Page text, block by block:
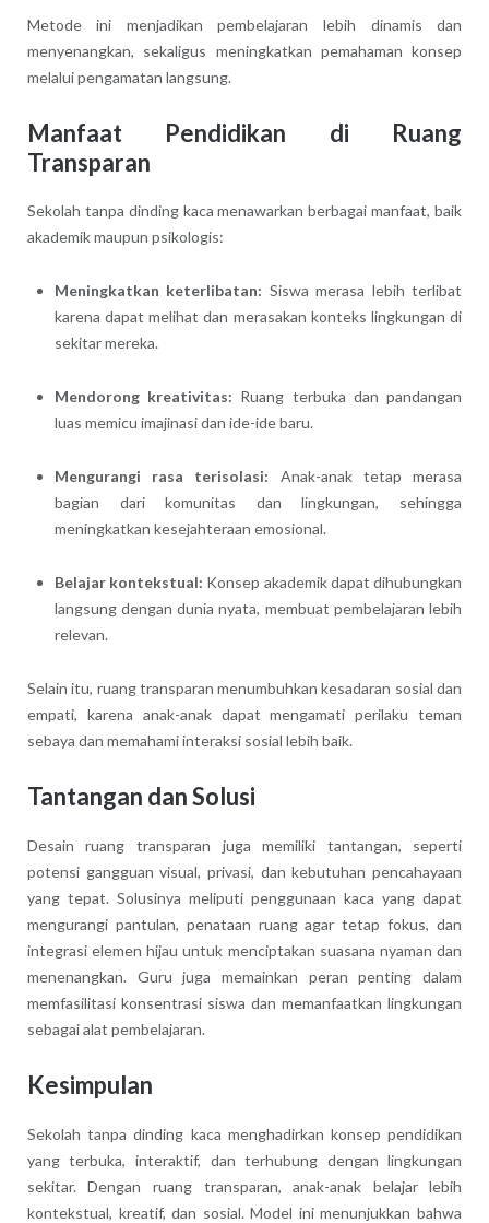
Metode ini menjadikan pembelajaran lebih dinamis dan
menyenangkan, sekaligus meningkatkan pemahaman konsep
melalui pengamatan langsung.
Manfaat Pendidikan di Ruang
Transparan
Sekolah tanpa dinding kaca menawarkan berbagai manfaat, baik
akademik maupun psikologis:
Meningkatkan keterlibatan: Siswa merasa lebih terlibat
karena dapat melihat dan merasakan konteks lingkungan di
sekitar mereka.
Mendorong kreativitas: Ruang terbuka dan pandangan
luas memicu imajinasi dan ide-ide baru.
Mengurangi rasa terisolasi: Anak-anak tetap merasa
bagian dari komunitas dan lingkungan, sehingga
meningkatkan kesejahteraan emosional.
Belajar kontekstual: Konsep akademik dapat dihubungkan
langsung dengan dunia nyata, membuat pembelajaran lebih
relevan.
Selain itu, ruang transparan menumbuhkan kesadaran sosial dan
empati, karena anak-anak dapat mengamati perilaku teman
sebaya dan memahami interaksi sosial lebih baik.
Tantangan dan Solusi
Desain ruang transparan juga memiliki tantangan, seperti
potensi gangguan visual, privasi, dan kebutuhan pencahayaan
yang tepat. Solusinya meliputi penggunaan kaca yang dapat
mengurangi pantulan, penataan ruang agar tetap fokus, dan
integrasi elemen hijau untuk menciptakan suasana nyaman dan
menenangkan. Guru juga memainkan peran penting dalam
memfasilitasi konsentrasi siswa dan memanfaatkan lingkungan
sebagai alat pembelajaran.
Kesimpulan
Sekolah tanpa dinding kaca menghadirkan konsep pendidikan
yang terbuka, interaktif, dan terhubung dengan lingkungan
sekitar. Dengan ruang transparan, anak-anak belajar lebih
kontekstual, kreatif, dan sosial. Model ini menunjukkan bahwa